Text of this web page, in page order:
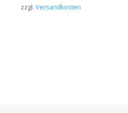
zzgl.Versandkosten